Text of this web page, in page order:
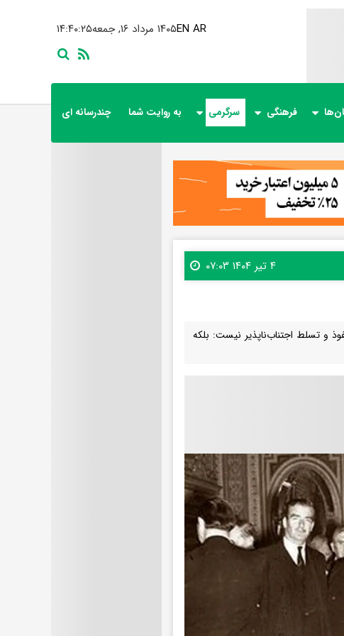
۱۴:۴۰:۲۶ ۱۴۰۵ مرداد ۱۶, جمعهEN AR
فرهنگی سرگرمی به روایت شما چندرسانه ای
۴ تیر ۱۴۰۴ ۰۷:۰۳
داستانی از نفوذ و تسلط اجتناب‌ناپذیر نیست: بلکه